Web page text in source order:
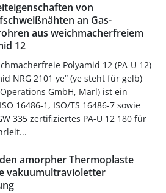
von
an Gas-
aus weichmacherfreiem
12
Polyamid 12 (PA-U 12)
NRG 2101 ye“ (ye steht für gelb)
GmbH, Marl) ist ein
16486-1, ISO/TS 16486-7 sowie
335 zertifiziertes PA-U 12 180 für
amorpher Thermoplaste
vakuumultravioletter